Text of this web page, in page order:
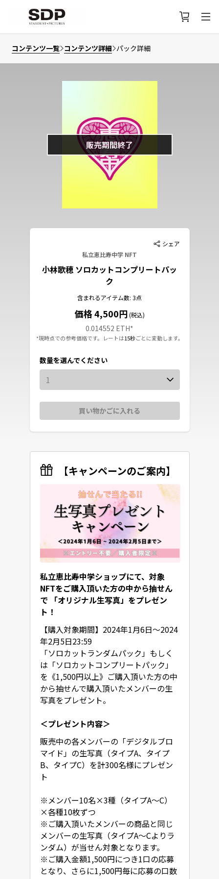
コンテンツ一覧 コンテンツ詳細 パック詳細
販売期間終了
シェア
私立恵比寿中学 NFT
小林歌穂 ソロカットコンプリートパッ
ク
含まれるアイテム数: 3点
価格 4,500円 (税込)
0.014552 ETH*
*現時点での参考価格です。レートは15秒ごとに変動します。
数量を選んでください
1
買い物かごに入れる
【キャンペーンのご案内】
私立恵比寿中学ショップにて、対象
NFTをご購入頂いた方の中から抽せん
で 「オリジナル生写真」をプレゼン
ト！
【購入対象期間】2024年1月6日～2024
年2月5日23:59
「ソロカットランダムパック」もしく
は「ソロカットコンプリートパック」
を《1,500円以上》ご購入頂いた方の中
から抽せんで購入頂いたメンバーの生
写真をプレゼント。
＜プレゼント内容＞
販売中の各メンバーの「デジタルブロ
マイド」の生写真（タイプA、タイプ
B、タイプC）を計300名様にプレゼン
ト
※メンバー10名×3種（タイプA～C）
×各種10枚ずつ
※ご購入頂いたメンバーの商品と同じ
メンバーの生写真（タイプA～Cよりラ
ンダム）が当せん対象となります。
※ご購入金額1,500円につき1口の応募
となり、さらに1,500円毎に応募の口数